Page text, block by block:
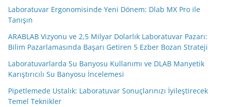
Laboratuvar Ergonomisinde Yeni Dönem: Dlab MX Pro ile
Tanışın
ARABLAB Vizyonu ve 2,5 Milyar Dolarlık Laboratuvar Pazarı:
Bilim Pazarlamasında Başarı Getiren 5 Ezber Bozan Strateji
Laboratuvarlarda Su Banyosu Kullanımı ve DLAB Manyetik
Karıştırıcılı Su Banyosu İncelemesi
Pipetlemede Ustalık: Laboratuvar Sonuçlarınızı İyileştirecek
Temel Teknikler